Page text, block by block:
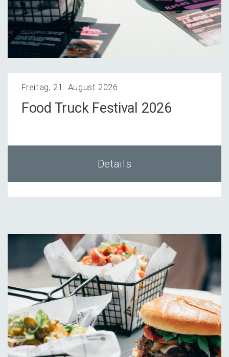
Freitag, 21. August 2026
Food Truck Festi­val 2026
Details